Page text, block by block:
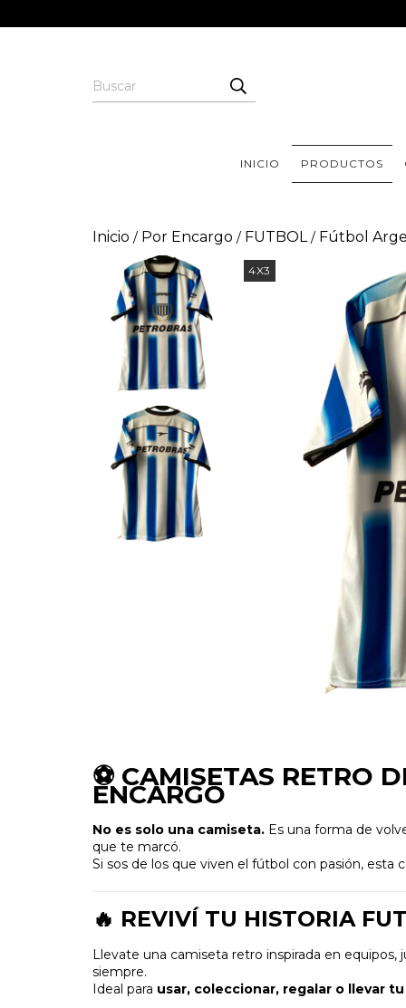
INICIO PRODUCTOS
Inicio / Por Encargo / FUTBOL / Fútbol
4X3
⚽ CAMISETAS RETRO
ENCARGO
No es solo una camiseta. Es una forma de
que te marcó.
Si sos de los que viven el fútbol con pasión, esta
🔥 REVIVÍ TU HISTORIA
Llevate una camiseta retro inspirada en
siempre.
Ideal para usar, coleccionar, regalar o llevar